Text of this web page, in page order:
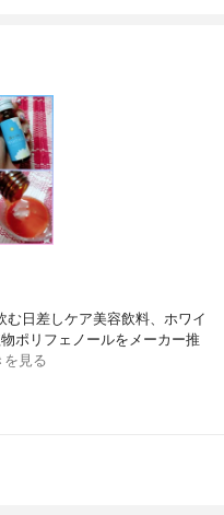
日差しケア美容飲料、ホワイ
ポリフェノールをメーカー推
を見る